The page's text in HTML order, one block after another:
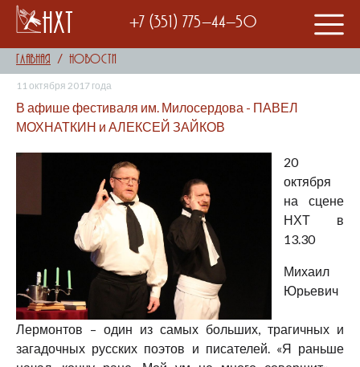
НХТ +7 (351) 775-44-50
Главная Новости
11 октября 2017 года
В афише фестиваля им. Милосердова - ПАВЕЛ
МОХНАТКИН и АЛЕКСЕЙ ЗАЙКОВ
20
октября
на сцене
НХТ в
13.30
Михаил
Юрьевич
Лермонтов – один из самых больших, трагичных и
загадочных русских поэтов и писателей. «Я раньше